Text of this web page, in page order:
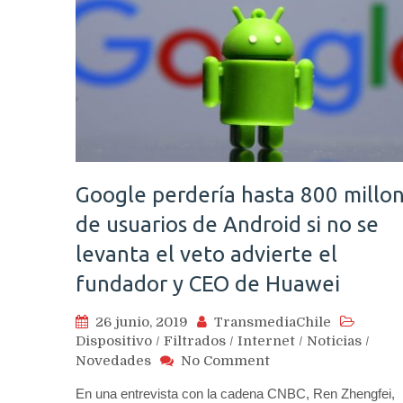
Google perdería hasta 800
de usuarios de Android si no se
levanta el veto advierte el
fundador y CEO de Huawei
26 junio, 2019
TransmediaChile
Dispositivo / Filtrados / Internet / Noticias /
Novedades
No Commenton
perdería
En una entrevista con la cadena CNBC, Ren Zhengfei,